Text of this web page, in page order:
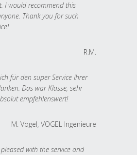
I would recommend this
Thank you for such
R.M.
für den super Service Ihrer
Das war Klasse, sehr
empfehlenswert!
M. Vogel, VOGEL Ingenieure
with the service and